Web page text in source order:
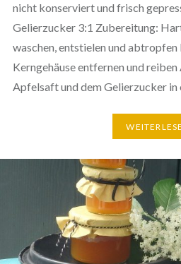
nicht konserviert und frisch
Gelierzucker 3:1 Zubereitung:
waschen, entstielen und abtropfen
Kerngehäuse entfernen und
Apfelsaft und dem Gelierzucker in